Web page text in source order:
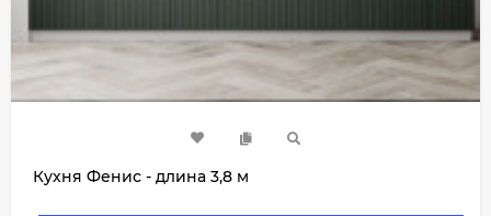
Кухня Фенис - длина 3,8 м